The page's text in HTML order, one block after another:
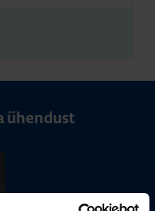
ühendust